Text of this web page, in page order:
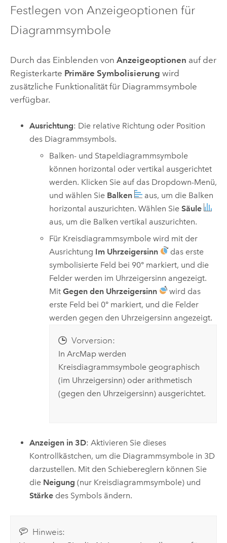
Festlegen von Anzeigeoptionen für
Diagrammsymbole
Durch das Einblenden von Anzeigeoptionen auf der
Registerkarte Primäre Symbolisierung wird
zusätzliche Funktionalität für Diagrammsymbole
verfügbar.
Ausrichtung: Die relative Richtung oder Position
des Diagrammsymbols.
Balken- und Stapeldiagrammsymbole
können horizontal oder vertikal ausgerichtet
werden. Klicken Sie auf das Dropdown-Menü,
und wählen Sie Balken
aus, um die Balken
horizontal auszurichten. Wählen SieSäule
aus, um die Balken vertikal auszurichten.
Für Kreisdiagrammsymbole wird mit der
Ausrichtung Im Uhrzeigersinn
das erste
symbolisierte Feld bei 90° markiert, und die
Felder werden im Uhrzeigersinn angezeigt.
MitGegen den Uhrzeigersinn
wird das
erste Feld bei 0° markiert, und die Felder
werden gegen den Uhrzeigersinn angezeigt.
Vorversion:
InArcMap werden
Kreisdiagrammsymbole geographisch
(im Uhrzeigersinn) oder arithmetisch
(gegen den Uhrzeigersinn) ausgerichtet.
Anzeigen in 3D: Aktivieren Sie dieses
Kontrollkästchen, um die Diagrammsymbole in 3D
darzustellen. Mit den Schiebereglern können Sie
die Neigung (nur Kreisdiagrammsymbole) und
Stärke des Symbols ändern.
Hinweis: